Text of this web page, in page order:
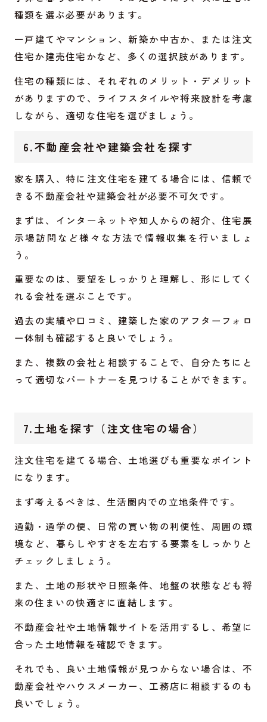
種類を選ぶ必要があります。
一戸建てやマンション、新築か中古か、または注文
住宅か建売住宅かなど、多くの選択肢があります。
住宅の種類には、それぞれのメリット・デメリット
がありますので、ライフスタイルや将来設計を考慮
しながら、適切な住宅を選びましょう。
6.不動産会社や建築会社を探す
家を購入、特に注文住宅を建てる場合には、信頼で
きる不動産会社や建築会社が必要不可欠です。
まずは、インターネットや知人からの紹介、住宅展
示場訪問など様々な方法で情報収集を行いましょ
う。
重要なのは、要望をしっかりと理解し、形にしてく
れる会社を選ぶことです。
過去の実績や口コミ、建築した家のアフターフォロ
ー体制も確認すると良いでしょう。
また、複数の会社と相談することで、自分たちにと
って適切なパートナーを見つけることができます。
7.土地を探す（注文住宅の場合）
注文住宅を建てる場合、土地選びも重要なポイント
になります。
まず考えるべきは、生活圏内での立地条件です。
通勤・通学の便、日常の買い物の利便性、周囲の環
境など、暮らしやすさを左右する要素をしっかりと
チェックしましょう。
また、土地の形状や日照条件、地盤の状態なども将
来の住まいの快適さに直結します。
不動産会社や土地情報サイトを活用するし、希望に
合った土地情報を確認できます。
それでも、良い土地情報が見つからない場合は、不
動産会社やハウスメーカー、工務店に相談するのも
良いでしょう。